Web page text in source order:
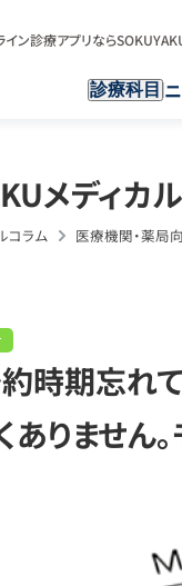
イン診療アプリなら
診療科目
メディカ
コラム 医療機関・薬局
時期忘れ
ありません